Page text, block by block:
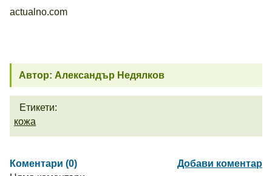
actualno.com
Автор: Александър Недялков
Етикети:
кожа
Коментари (0)
Добави коментар